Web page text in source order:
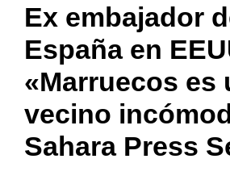
Ex embajador
España en
«Marruecos es
vecino
Sahara Press